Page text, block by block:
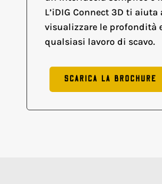
L’iDIG Connect 3D ti aiuta
visualizzare le profondità
qualsiasi lavoro di scavo.
SCARICA LA BROCHURE